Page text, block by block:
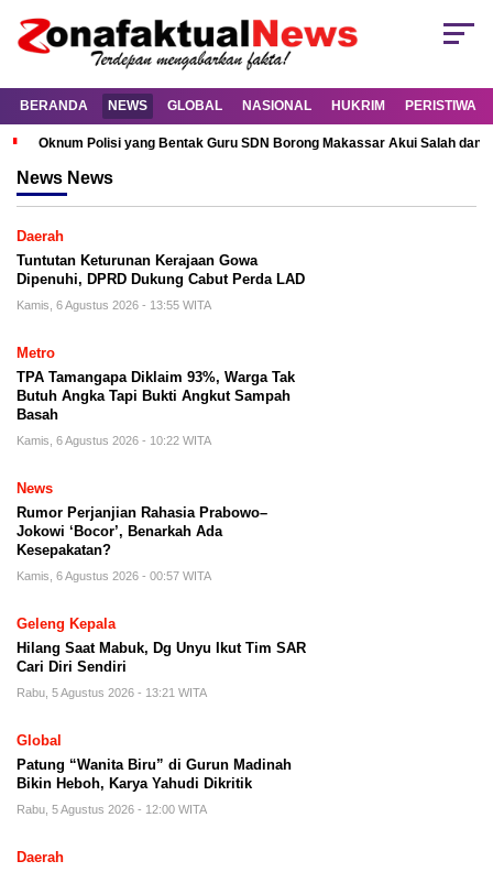
BERANDA NEWS GLOBAL NASIONAL HUKRIM PERISTIWA
Oknum Polisi yang Bentak Guru SDN Borong Makassar Akui Salah dan
News News
Daerah
Tuntutan Keturunan Kerajaan Gowa
Dipenuhi, DPRD Dukung Cabut Perda LAD
Kamis, 6 Agustus 2026 - 13:55 WITA
Metro
TPA Tamangapa Diklaim 93%, Warga Tak
Butuh Angka Tapi Bukti Angkut Sampah
Basah
Kamis, 6 Agustus 2026 - 10:22 WITA
News
Rumor Perjanjian Rahasia Prabowo–
Jokowi ‘Bocor’, Benarkah Ada
Kesepakatan?
Kamis, 6 Agustus 2026 - 00:57 WITA
Geleng Kepala
Hilang Saat Mabuk, Dg Unyu Ikut Tim SAR
Cari Diri Sendiri
Rabu, 5 Agustus 2026 - 13:21 WITA
Global
Patung “Wanita Biru” di Gurun Madinah
Bikin Heboh, Karya Yahudi Dikritik
Rabu, 5 Agustus 2026 - 12:00 WITA
Daerah